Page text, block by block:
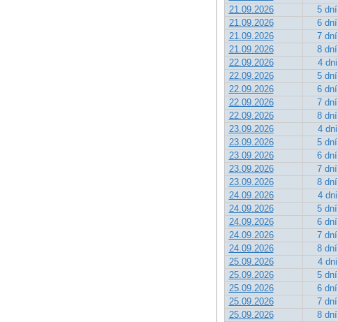
21.09.2026
5 dní
21.09.2026
6 dní
21.09.2026
7 dní
21.09.2026
8 dní
22.09.2026
4 dni
22.09.2026
5 dní
22.09.2026
6 dní
22.09.2026
7 dní
22.09.2026
8 dní
23.09.2026
4 dni
23.09.2026
5 dní
23.09.2026
6 dní
23.09.2026
7 dní
23.09.2026
8 dní
24.09.2026
4 dni
24.09.2026
5 dní
24.09.2026
6 dní
24.09.2026
7 dní
24.09.2026
8 dní
25.09.2026
4 dni
25.09.2026
5 dní
25.09.2026
6 dní
25.09.2026
7 dní
25.09.2026
8 dní